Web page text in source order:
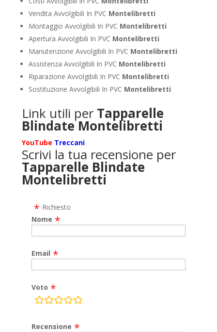
Vendita Avvolgibili In PVC Montelibretti
Montaggio Avvolgibili In PVC Montelibretti
Apertura Avvolgibili In PVC Montelibretti
Manutenzione Avvolgibili In PVC Montelibretti
Assistenza Avvolgibili In PVC Montelibretti
Riparazione Avvolgibili In PVC Montelibretti
Sostituzione Avvolgibili In PVC Montelibretti
Link utili per Tapparelle
Blindate Montelibretti
YouTube Treccani
Scrivi la tua recensione per
Tapparelle Blindate
Montelibretti
Richiesto
Nome
Email
Voto
rating
Recensione